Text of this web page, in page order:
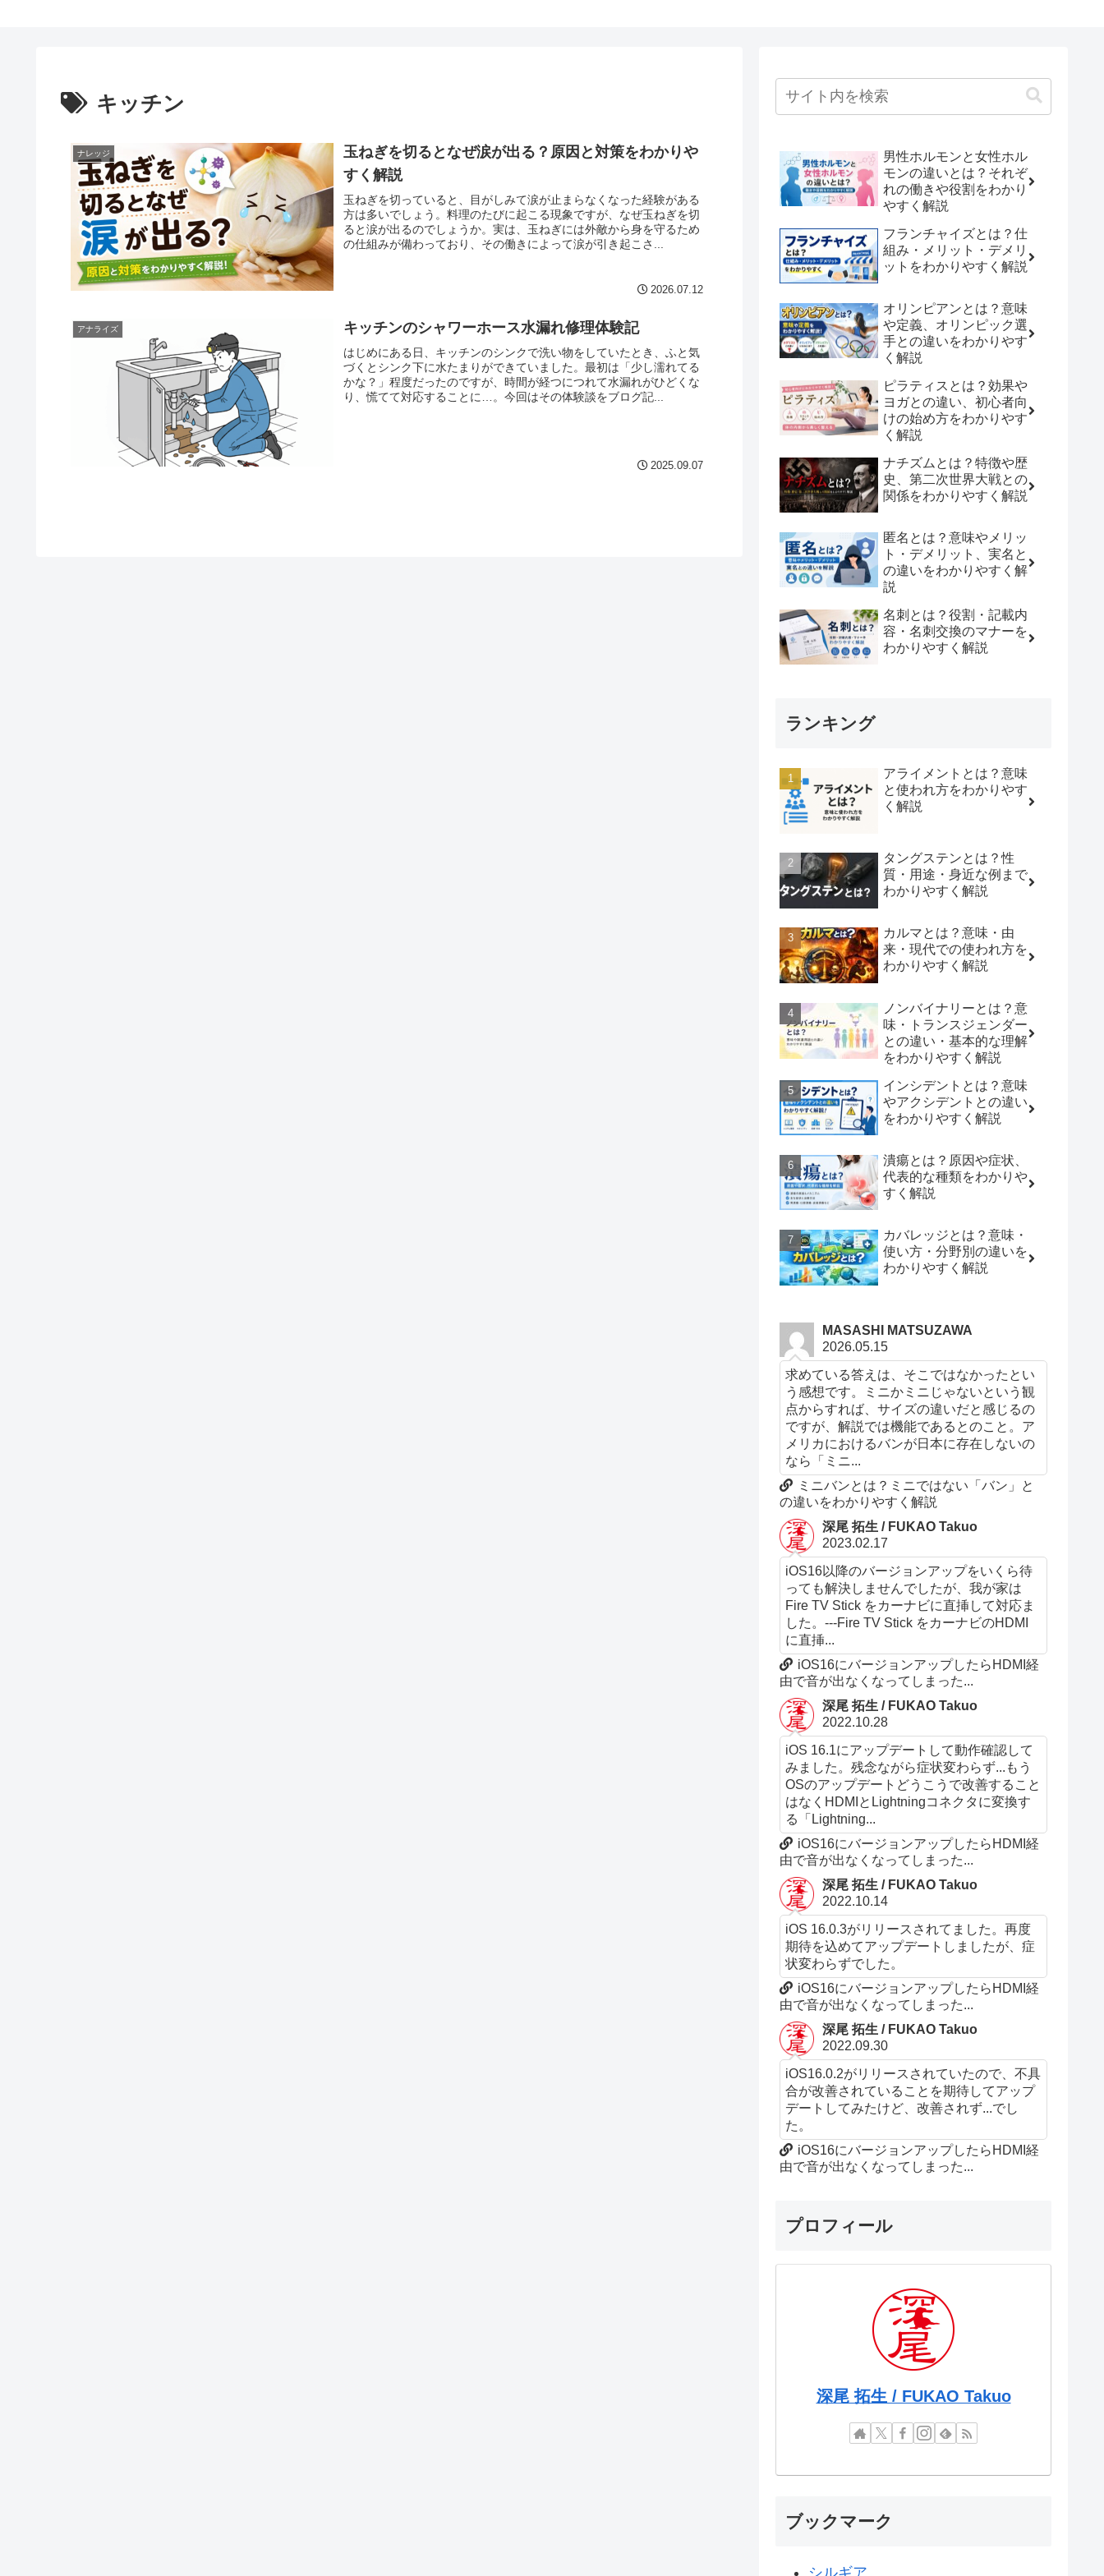
キッチン
ナレッジ
玉ねぎを切るとなぜ涙が出る？原因と対策をわかりや
すく解説
玉ねぎを切っていると、目がしみて涙が止まらなくなった経験がある
方は多いでしょう。料理のたびに起こる現象ですが、なぜ玉ねぎを切
ると涙が出るのでしょうか。実は、玉ねぎには外敵から身を守るため
の仕組みが備わっており、その働きによって涙が引き起こさ...
2026.07.12
アナライズ キッチンのシャワーホース水漏れ修理体験記
はじめにある日、キッチンのシンクで洗い物をしていたとき、ふと気
づくとシンク下に水たまりができていました。最初は「少し濡れてる
かな？」程度だったのですが、時間が経つにつれて水漏れがひどくな
り、慌てて対応することに…。今回はその体験談をブログ記...
2025.09.07
男性ホルモンと女性ホル
モンの違いとは？それぞ
れの働きや役割をわかり
やすく解説
フランチャイズとは？仕
組み・メリット・デメリ
ットをわかりやすく解説
オリンピアンとは？意味
や定義、オリンピック選
手との違いをわかりやす
く解説
ピラティスとは？効果や
ヨガとの違い、初心者向
けの始め方をわかりやす
く解説
ナチズムとは？特徴や歴
史、第二次世界大戦との
関係をわかりやすく解説
匿名とは？意味やメリッ
ト・デメリット、実名と
の違いをわかりやすく解
説
名刺とは？役割・記載内
容・名刺交換のマナーを
わかりやすく解説
ランキング
アライメントとは？意味
と使われ方をわかりやす
く解説
タングステンとは？性
質・用途・身近な例まで
わかりやすく解説
カルマとは？意味・由
来・現代での使われ方を
わかりやすく解説
ノンバイナリーとは？意
味・トランスジェンダー
との違い・基本的な理解
をわかりやすく解説
インシデントとは？意味
やアクシデントとの違い
をわかりやすく解説
潰瘍とは？原因や症状、
代表的な種類をわかりや
すく解説
カバレッジとは？意味・
使い方・分野別の違いを
わかりやすく解説
MASASHI MATSUZAWA
2026.05.15
求めている答えは、そこではなかったとい
う感想です。ミニかミニじゃないという観
点からすれば、サイズの違いだと感じるの
ですが、解説では機能であるとのこと。ア
メリカにおけるバンが日本に存在しないの
なら「ミニ...
ミニバンとは？ミニではない「バン」と
の違いをわかりやすく解説
深尾 拓生 / FUKAO Takuo
2023.02.17
iOS16以降のバージョンアップをいくら待
っても解決しませんでしたが、我が家は
Fire TV Stick をカーナビに直挿して対応ま
した。---Fire TV Stick をカーナビのHDMI
に直挿...
iOS16にバージョンアップしたらHDMI経
由で音が出なくなってしまった...
深尾 拓生 / FUKAO Takuo
2022.10.28
iOS 16.1にアップデートして動作確認して
みました。残念ながら症状変わらず...もう
OSのアップデートどうこうで改善すること
はなくHDMIとLightningコネクタに変換す
る「Lightning...
iOS16にバージョンアップしたらHDMI経
由で音が出なくなってしまった...
深尾 拓生 / FUKAO Takuo
2022.10.14
iOS 16.0.3がリリースされてました。再度
期待を込めてアップデートしましたが、症
状変わらずでした。
iOS16にバージョンアップしたらHDMI経
由で音が出なくなってしまった...
深尾 拓生 / FUKAO Takuo
2022.09.30
iOS16.0.2がリリースされていたので、不具
合が改善されていることを期待してアップ
デートしてみたけど、改善されず...でし
た。
iOS16にバージョンアップしたらHDMI経
由で音が出なくなってしまった...
プロフィール
深尾 拓生 / FUKAO Takuo
ブックマーク
シルギア